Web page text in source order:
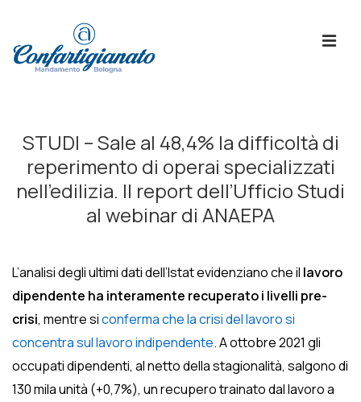
Principale
STUDI – Sale al 48,4% la difficoltà di
reperimento di operai specializzati
nell’edilizia. Il report dell’Ufficio Studi
al webinar di ANAEPA
L’analisi degli ultimi dati dell’Istat evidenziano che il lavoro
dipendente ha interamente recuperato i livelli pre-
crisi, mentre siconferma che la crisi del lavoro si
concentra sul lavoro indipendente. A ottobre 2021 gli
occupati dipendenti, al netto della stagionalità, salgono di
130 mila unità (+0,7%), un recupero trainato dal lavoro a